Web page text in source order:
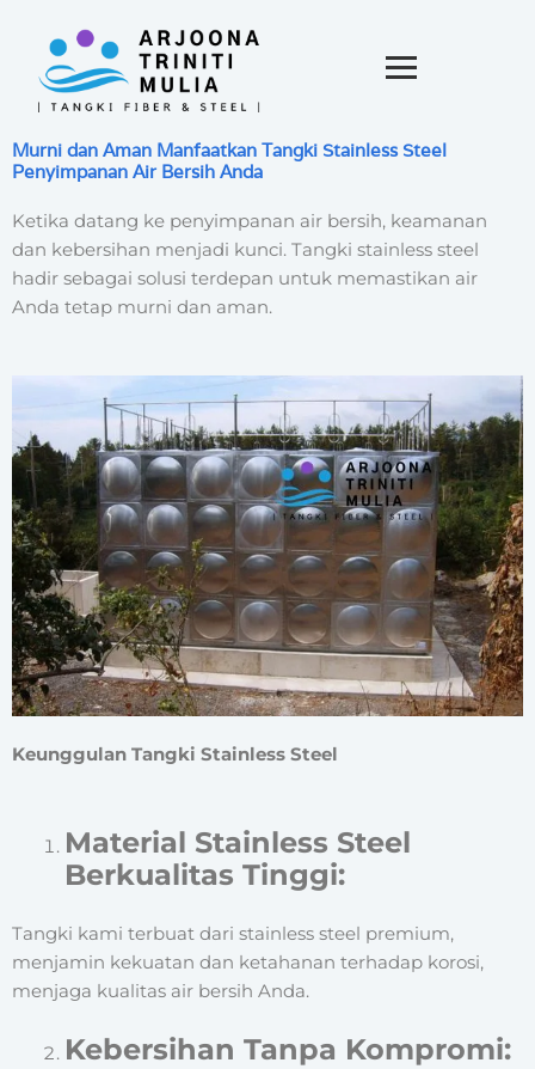
Murni dan Aman Manfaatkan Tangki Stainless Steel
Penyimpanan Air Bersih Anda
Ketika datang ke penyimpanan air bersih, keamanan
dan kebersihan menjadi kunci. Tangki stainless steel
hadir sebagai solusi terdepan untuk memastikan air
Anda tetap murni dan aman.
Keunggulan Tangki Stainless Steel
Material Stainless Steel
Berkualitas Tinggi:
Tangki kami terbuat dari stainless steel premium,
menjamin kekuatan dan ketahanan terhadap korosi,
menjaga kualitas air bersih Anda.
Kebersihan Tanpa Kompromi: